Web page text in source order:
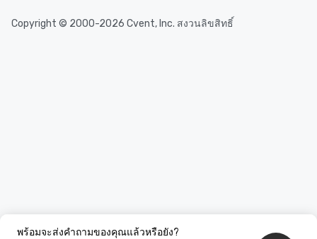
พร้อมจะส่งคำถามของคุณแล้วหรือยัง?
Copyright © 2000-2026 Cvent, Inc. สงวนลิขสิทธิ์